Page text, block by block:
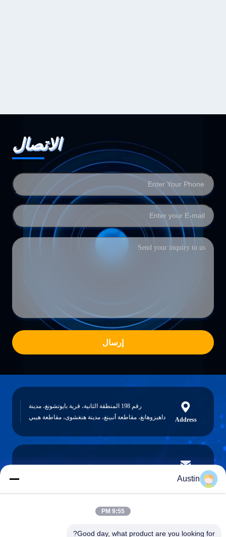
الاتصال
إرسال
Address
رقم 198 المنطقة الثانية، قرية بايوتشونغ، مدينة
داهيزوهانغ، مقاطعة أنبينغ، مدينة هنغشوى، مقاطعة هيبي
E-mail
Phone
Austin
9:55 PM
Good day, what product are you looking for?